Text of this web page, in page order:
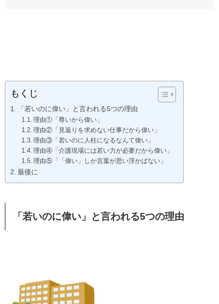
もくじ
「若いのに偉い」と言われる5つの理由
理由①「尊いから偉い」
理由②「見返りを求めない仕事だから偉い」
理由③「若いのに人柱になるなんて偉い」
理由④「介護現場には若い力が必要だから偉い」
理由⑤「「偉い」しか言葉が思い浮かばない」
最後に
「若いのに偉い」と言われる5つの理由